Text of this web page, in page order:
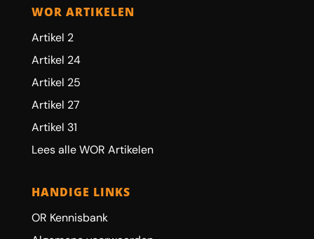
WOR ARTIKELEN
Artikel 2
Artikel 24
Artikel 25
Artikel 27
Artikel 31
Lees alle WOR Artikelen
HANDIGE LINKS
OR Kennisbank